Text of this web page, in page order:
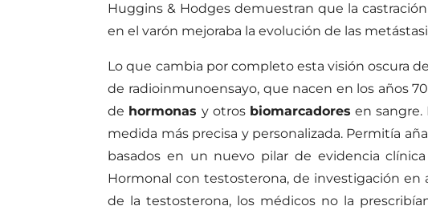
Huggins & Hodges demuestran que la
en el varón mejoraba la evolución de las
Lo que cambia por completo esta visión oscura
de radioinmunoensayo, que nacen en los años
de hormonas y otros biomarcadores en
medida más precisa y personalizada. Permitía
basados en un nuevo pilar de evidencia
Hormonal con testosterona, de investigación en
de la testosterona, los médicos no la